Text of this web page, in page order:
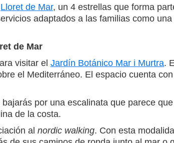
Lloret de Mar, un 4 estrellas que forma
adaptados a las familias como
de Mar
visitar el Jardín Botánico Mar i Murtra.
el Mediterráneo. El espacio cuenta
por una escalinata que parece
de la costa.
al nordic walking. Con esta